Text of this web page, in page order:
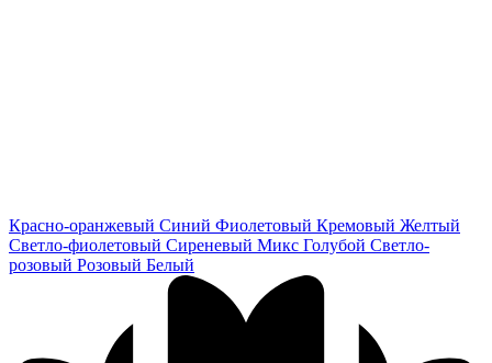
Красно-оранжевый Синий Фиолетовый Кремовый Желтый
Светло-фиолетовый Сиреневый Микс Голубой Светло-
розовый Розовый Белый